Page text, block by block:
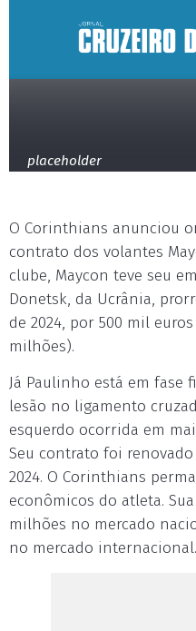
placeholder
O Corinthians anunciou
contrato dos volantes
clube, Maycon teve seu
Donetsk, da Ucrânia,
de 2024, por 500 mil
milhões).
Já Paulinho está em fase
lesão no ligamento
esquerdo ocorrida em
Seu contrato foi
2024. O Corinthians
econômicos do atleta.
milhões no mercado
no mercado internacional.